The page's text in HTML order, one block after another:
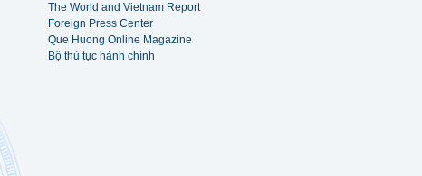
The World and Vietnam Report
Foreign Press Center
Que Huong Online Magazine
Bộ thủ tục hành chính